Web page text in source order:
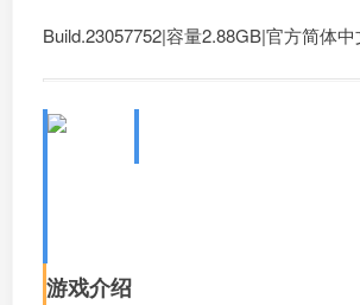
Build.23057752|容量2.88GB|官方简体
游戏介绍